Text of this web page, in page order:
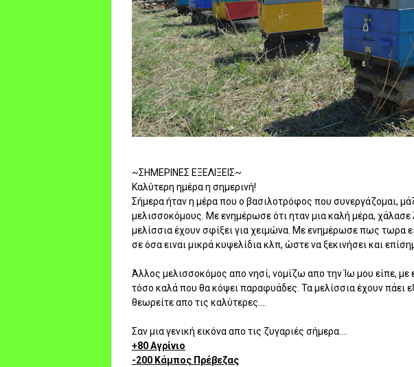
~ΣΗΜΕΡΙΝΕΣ ΕΞΕΛΙΞΕΙΣ~
Καλύτερη ημέρα η σημερινή!
Σήμερα ήταν η μέρα που ο βασιλοτρόφος που συνεργάζομαι,
μελισσοκόμους. Με ενημέρωσε ότι ηταν μια καλή μέρα, χάλασε
μελίσσια έχουν σφίξει για χειμώνα. Με ενημέρωσε πως τωρα
σε όσα ειναι μικρά κυψελίδια κλπ, ώστε να ξεκινήσει και
Άλλος μελισσοκόμος απο νησί, νομίζω απο την Ίω μου είπε,
τόσο καλά που θα κόψει παραφυάδες. Τα μελίσσια έχουν πάει
θεωρείτε απο τις καλύτερες....
Σαν μια γενική εικόνα απο τις ζυγαριές σήμερα....
+80 Αγρίνιο
-200 Κάμπος Πρέβεζας